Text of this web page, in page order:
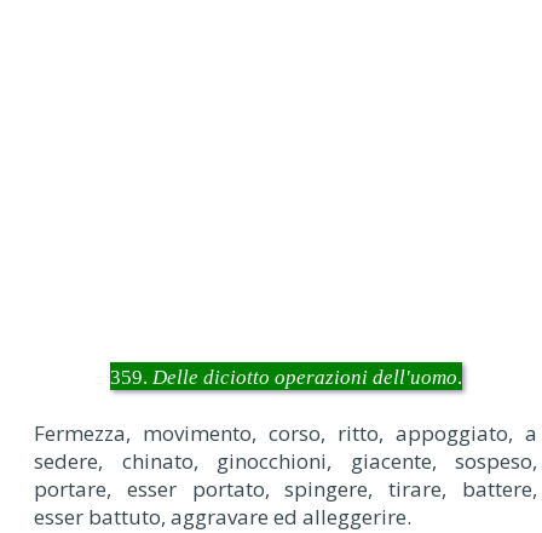
359. Delle diciotto operazioni dell'uomo.
Fermezza, movimento, corso, ritto, appoggiato, a
sedere, chinato, ginocchioni, giacente, sospeso,
portare, esser portato, spingere, tirare, battere,
esser battuto, aggravare ed alleggerire.